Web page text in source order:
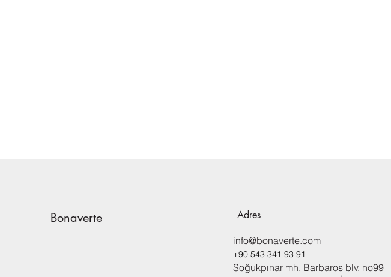
Bonaverte Adres
info@bonaverte.com
+90 543 341 93 91
Soğukpınar mh. Barbaros blv. no99